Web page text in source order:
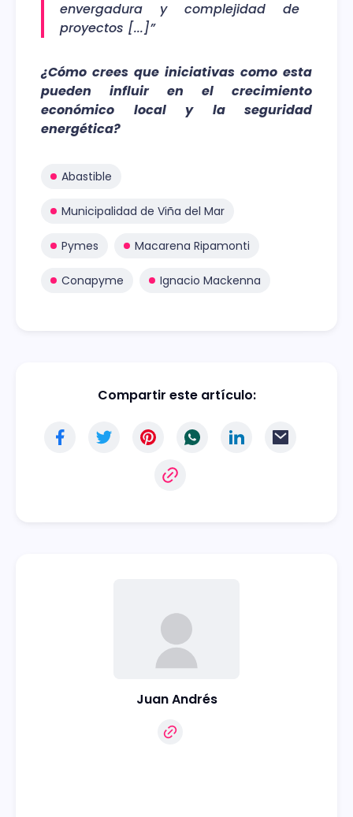
envergadura y complejidad de
proyectos [...]”
¿Cómo crees que iniciativas como esta
pueden influir en el crecimiento
económico local y la seguridad
energética?
Abastible
Municipalidad de Viña del Mar
Pymes Macarena Ripamonti
Conapyme Ignacio Mackenna
Compartir este artículo:
Juan Andrés